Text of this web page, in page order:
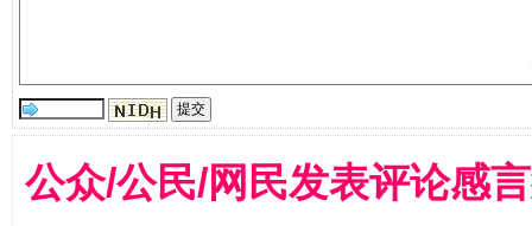
公众/公民/网民发表评论感